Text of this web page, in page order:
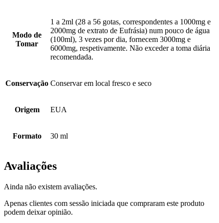
Modo de
Tomar
1 a 2ml (28 a 56 gotas, correspondentes a 1000mg e
2000mg de extrato de Eufrásia) num pouco de água
(100ml), 3 vezes por dia, fornecem 3000mg e
6000mg, respetivamente. Não exceder a toma diária
recomendada.
Conservação Conservar em local fresco e seco
Origem EUA
Formato 30 ml
Avaliações
Ainda não existem avaliações.
Apenas clientes com sessão iniciada que compraram este produto
podem deixar opinião.